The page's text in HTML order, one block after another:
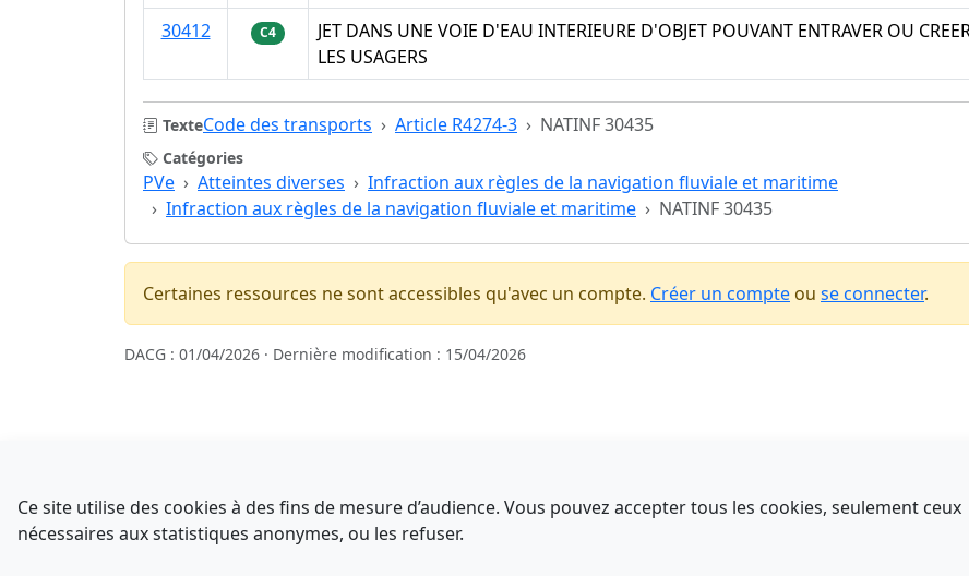
30412
C4
JET DANS UNE VOIE D'EAU INTERIEURE D'OBJET POUVANT ENTRAVER OU
LES USAGERS
TexteCode des transports Article R4274-3 NATINF 30435
Catégories
PVe Atteintes diverses
Infraction aux règles de la navigation fluviale et maritime
Infraction aux règles de la navigation fluviale et maritime
NATINF 30435
Certaines ressources ne sont accessibles qu'avec un compte. Créer un compte ou se connecter.
DACG : 01/04/2026 · Dernière modification : 15/04/2026
NATINFo
data.gouv.fr
Comment avez-vous découvert NATINFo ?
Ce site utilise des cookies à des fins de mesure d’audience. Vous pouvez accepter tous les cookies, seulement ceux
nécessaires aux statistiques anonymes, ou les refuser.